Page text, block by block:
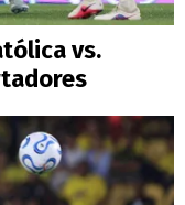
vs.